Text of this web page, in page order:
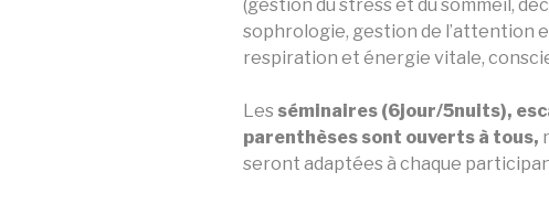
(gestion du stress et du sommeil,
sophrologie, gestion de l’attention
respiration et énergie vitale,
Les séminaires (6jour/5nuits),
parenthèses sont ouverts à tous,
seront adaptées à chaque